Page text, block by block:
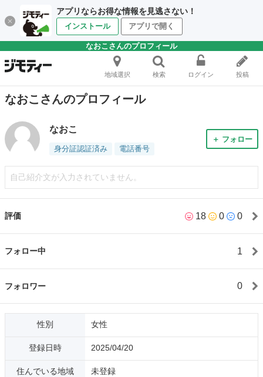
アプリならお得な情報を見逃さない！
インストール アプリで開く
なおこさんのプロフィール
地域選択 検索 ログイン 投稿
なおこさんのプロフィール
なおこ
身分証認証済み 電話番号
＋ フォロー
自己紹介文が入力されていません。
評価 18 0 0
フォロー中 1
フォロワー 0
性別 女性
登録日時 2025/04/20
住んでいる地域 未登録